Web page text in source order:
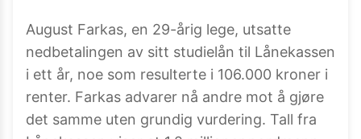
August Farkas, en 29-årig lege, utsatte
nedbetalingen av sitt studielån til Lånekassen
i ett år, noe som resulterte i 106.000 kroner i
renter. Farkas advarer nå andre mot å gjøre
det samme uten grundig vurdering. Tall fra